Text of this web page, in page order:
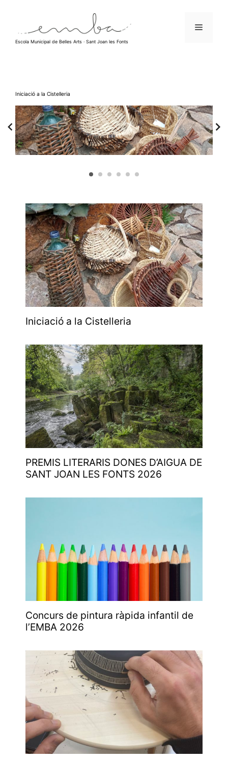
contingut
Escola Municipal de Belles Arts · Sant Joan les Fonts
Menú
Iniciació a la Cistelleria
Iniciació a la Cistelleria
PREMIS LITERARIS DONES D’AIGUA DE
SANT JOAN LES FONTS 2026
Concurs de pintura ràpida infantil de
l’EMBA 2026